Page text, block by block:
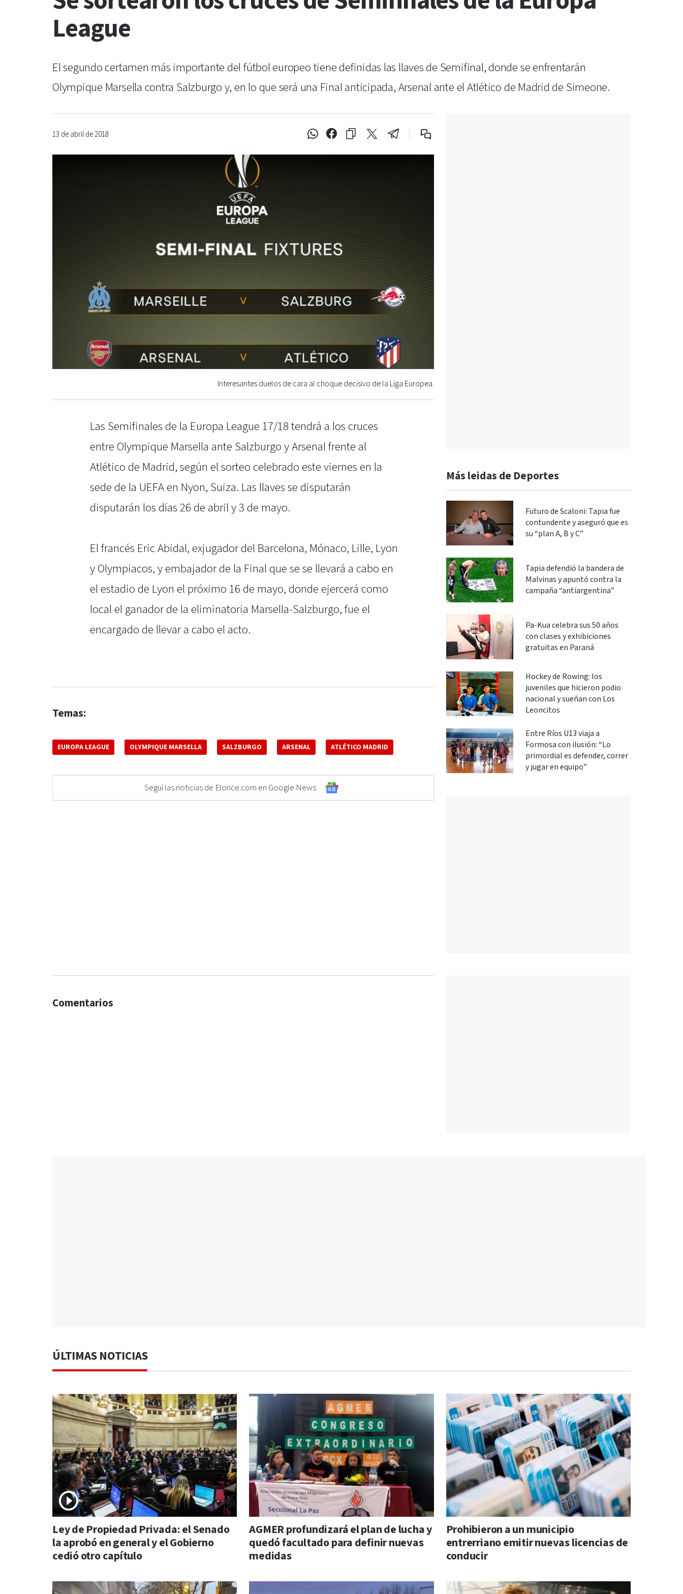
League
El segundo certamen más importante del fútbol europeo tiene definidas las llaves de Semifinal, donde se enfrentarán
Olympique Marsella contra Salzburgo y, en lo que será una Final anticipada, Arsenal ante el Atlético de Madrid de Simeone.
13 de abril de 2018
Interesantes duelos de cara al choque decisivo de la Liga Europea.
Las Semifinales de la Europa League 17/18 tendrá a los cruces
entre Olympique Marsella ante Salzburgo y Arsenal frente al
Atlético de Madrid, según el sorteo celebrado este viernes en la
sede de la UEFA en Nyon, Suiza. Las llaves se disputarán
disputarán los días 26 de abril y 3 de mayo.
El francés Eric Abidal, exjugador del Barcelona, Mónaco, Lille, Lyon
y Olympiacos, y embajador de la Final que se se llevará a cabo en
el estadio de Lyon el próximo 16 de mayo, donde ejercerá como
local el ganador de la eliminatoria Marsella-Salzburgo, fue el
encargado de llevar a cabo el acto.
Temas:
EUROPA LEAGUE OLYMPIQUE MARSELLA SALZBURGO ARSENAL ATLÉTICO MADRID
Seguí las noticias de Elonce.com en Google News
Más leidas de Deportes
Futuro de Scaloni: Tapia fue
contundente y aseguró que es
su “plan A, B y C”
Tapia defendió la bandera de
Malvinas y apuntó contra la
campaña “antiargentina”
Pa-Kua celebra sus 50 años
con clases y exhibiciones
gratuitas en Paraná
Hockey de Rowing: los
juveniles que hicieron podio
nacional y sueñan con Los
Leoncitos
Entre Ríos U13 viaja a
Formosa con ilusión: “Lo
primordial es defender, correr
y jugar en equipo”
Comentarios
ÚLTIMAS NOTICIAS
Ley de Propiedad Privada: el Senado
la aprobó en general y el Gobierno
cedió otro capítulo
AGMER profundizará el plan de lucha y
quedó facultado para definir nuevas
medidas
Prohibieron a un municipio
entrerriano emitir nuevas licencias de
conducir